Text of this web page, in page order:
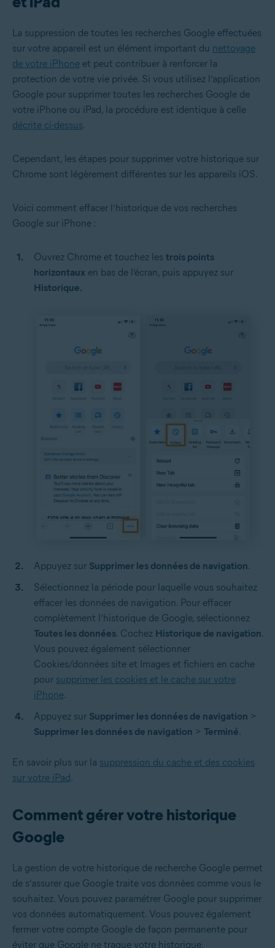
La suppression de toutes les recherches Google effectuées
sur votre appareil est un élément important du nettoyage
de votre iPhone et peut contribuer à renforcer la
protection de votre vie privée. Si vous utilisez l’application
Google pour supprimer toutes les recherches Google de
votre iPhone ou iPad, la procédure est identique à celle
décrite ci-dessus.
Cependant, les étapes pour supprimer votre historique sur
Chrome sont légèrement différentes sur les appareils iOS.
Voici comment effacer l’historique de vos recherches
Google sur iPhone :
Ouvrez Chrome et touchez les trois points
horizontaux en bas de l’écran, puis appuyez sur
Historique.
Appuyez sur Supprimer les données de navigation.
Sélectionnez la période pour laquelle vous souhaitez
effacer les données de navigation. Pour effacer
complètement l’historique de Google, sélectionnez
Toutes les données. Cochez Historique de navigation.
Vous pouvez également sélectionner
Cookies/données site et Images et fichiers en cache
pour supprimer les cookies et le cache sur votre
iPhone.
Appuyez sur Supprimer les données de navigation >
Supprimer les données de navigation > Terminé.
En savoir plus sur la suppression du cache et des cookies
sur votre iPad.
Comment gérer votre historique
Google
La gestion de votre historique de recherche Google permet
de s’assurer que Google traite vos données comme vous le
souhaitez. Vous pouvez paramétrer Google pour supprimer
vos données automatiquement. Vous pouvez également
fermer votre compte Google de façon permanente pour
éviter que Google ne traque votre historique.